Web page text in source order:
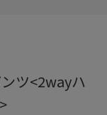
ツ<2wayハ